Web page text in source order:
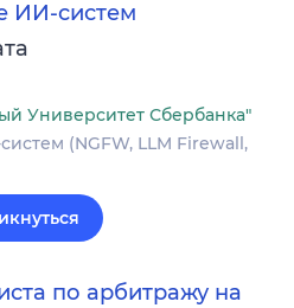
ИИ-систем
Университет Сбербанка"
(NGFW, LLM Firewall,
по арбитражу на